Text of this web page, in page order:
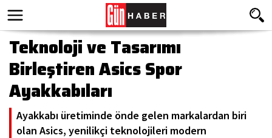
Teknoloji ve Tasarımı
Birleştiren Asics Spor
Ayakkabıları
Ayakkabı üretiminde önde gelen markalardan biri
olan Asics, yenilikçi teknolojileri modern